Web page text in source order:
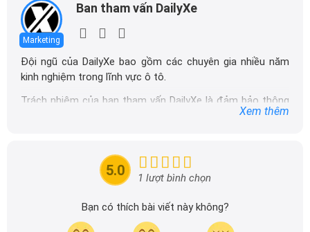
Marketing
Ban tham vấn DailyXe
Đội ngũ của DailyXe bao gồm các chuyên gia nhiều năm
kinh nghiệm trong lĩnh vực ô tô.
Trách nhiệm của ban tham vấn DailyXe là đảm bảo thông
tin chính xác được đăng tải trên dailyxe.com.vn, thường
tin nhanh chóng và dễ dàng hơn.
Xem thêm
5.0 1 lượt bình chọn
Bạn có thích bài viết này không?